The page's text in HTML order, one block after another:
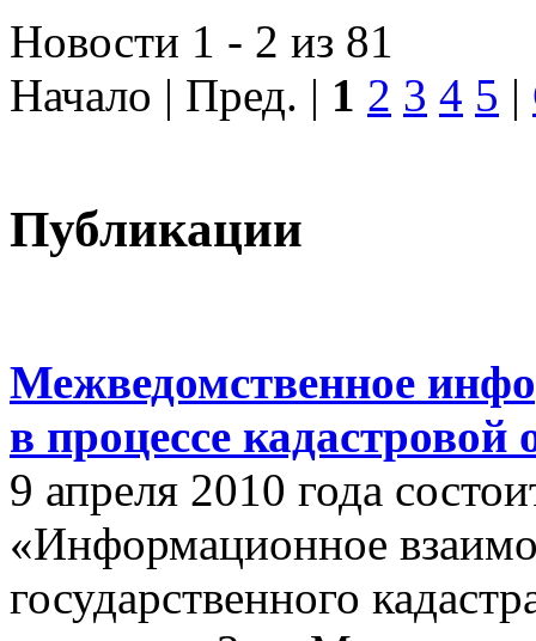
Новости 1 - 2 из 81
Начало | Пред. | 1 2 3 4 5 |
Публикации
Межведомственное
в процессе
9 апреля 2010 года
«Информационное
государственного